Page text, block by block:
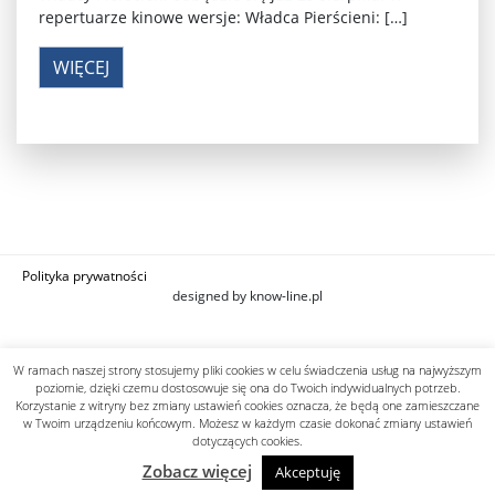
repertuarze kinowe wersje: Władca Pierścieni: […]
WIĘCEJ
Polityka prywatności
designed by know-line.pl
W ramach naszej strony stosujemy pliki cookies w celu świadczenia usług na najwyższym
poziomie, dzięki czemu dostosowuje się ona do Twoich indywidualnych potrzeb.
Korzystanie z witryny bez zmiany ustawień cookies oznacza, że będą one zamieszczane
w Twoim urządzeniu końcowym. Możesz w każdym czasie dokonać zmiany ustawień
dotyczących cookies.
Zobacz więcej Akceptuję